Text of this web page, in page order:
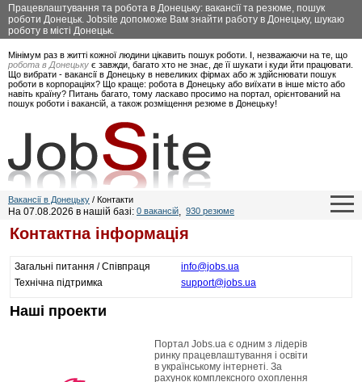
Працевлаштування та робота в Донецьку: вакансії та резюме, пошук
роботи Донецьк. Jobsite допоможе Вам знайти работу в Донецьку, шукаю
роботу в місті Донецьк.
Мінімум раз в житті кожної людини цікавить пошук роботи. І, незважаючи на те, що
робота в Донецьку є завжди, багато хто не знає, де її шукати і куди йти працювати.
Що вибрати - вакансії в Донецьку в невеликих фірмах або ж здійснювати пошук
роботи в корпораціях? Що краще: робота в Донецьку або виїхати в інше місто або
навіть країну? Питань багато, тому ласкаво просимо на портал, орієнтований на
пошук роботи і вакансій, а також розміщення резюме в Донецьку!
Вакансії в Донецьку / Контакти
На 07.08.2026 в нашій базі: 0 вакансій, 930 резюме
Контактна інформація
Загальні питання / Співпраця
Технічна підтримка
info@jobs.ua
support@jobs.ua
Наші проекти
Портал Jobs.ua є одним з лідерів
ринку працевлаштування і освіти
в українському інтернеті. За
рахунок комплексного охоплення